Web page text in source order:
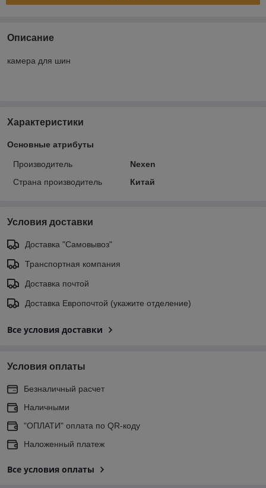
Описание
камера для шин
Характеристики
Основные атрибуты
Производитель
Nexen
Страна производитель
Китай
Условия доставки
Доставка "Самовывоз"
Транспортная компания
Доставка почтой
Доставка Европочтой (укажите отделение)
Все условия доставки
Условия оплаты
Безналичный расчет
Наличными
"ОПЛАТИ" оплата по QR-коду
Наложенный платеж
Все условия оплаты